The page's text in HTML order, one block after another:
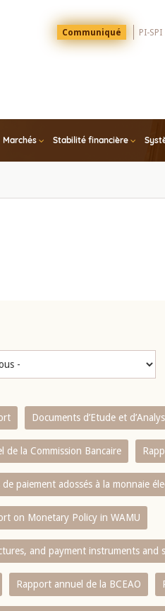
Menu
Top
Communiqué PI-SPI
Marchés Stabilité financière
Documents d’Etude et
de la Commission Bancaire
paiement adossés à la monnaie
on Monetary Policy in WAMU
and payment instruments and
Rapport annuel de la BCEAO